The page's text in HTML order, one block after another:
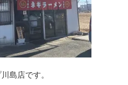
島店です。